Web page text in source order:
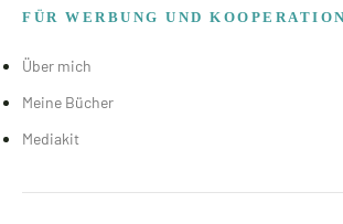
FÜR WERBUNG UND
Über mich
Meine Bücher
Mediakit